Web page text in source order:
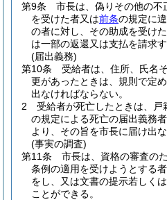
第9条
市長は、偽りその他の
を受けた者又は前条の規定に
の者に対し、その助成を受け
は一部の返還又は支払を請求
(届出義務)
第10条
受給者は、住所、氏名
更があったときは、規則で定
出なければならない。
2
受給者が死亡したときは、戸
の規定による死亡の届出義務
より、その旨を市長に届け出
(事実の調査)
第11条
市長は、資格の審査の
条例の適用を受けようとする
をし、又は文書の提示若しく
ことができる。